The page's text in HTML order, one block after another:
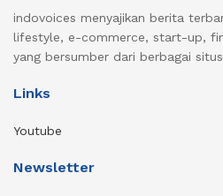
indovoices menyajikan berita
lifestyle, e-commerce, start-up,
yang bersumber dari berbagai
Links
Youtube
Newsletter